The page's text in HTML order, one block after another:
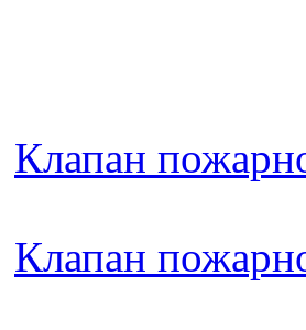
Клапан
Клапан